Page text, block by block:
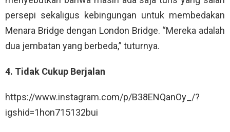
persepi sekaligus kebingungan untuk membedakan
Menara Bridge dengan London Bridge. “Mereka adalah
dua jembatan yang berbeda,” tuturnya.
4. Tidak Cukup Berjalan
https://www.instagram.com/p/B38ENQanOy_/?
igshid=1hon715132bui